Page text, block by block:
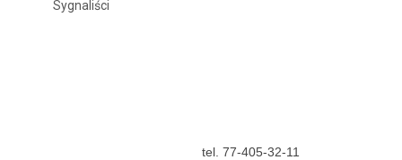
Sygnaliści
tel. 77-405-32-11